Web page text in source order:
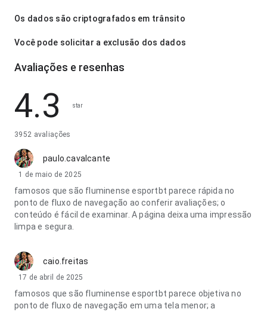
Os dados são criptografados em trânsito
Você pode solicitar a exclusão dos dados
Avaliações e resenhas
4.3 star
3952 avaliações
paulo.cavalcante
1 de maio de 2025
famosos que são fluminense esportbt parece rápida no
ponto de fluxo de navegação ao conferir avaliações; o
conteúdo é fácil de examinar. A página deixa uma impressão
limpa e segura.
caio.freitas
17 de abril de 2025
famosos que são fluminense esportbt parece objetiva no
ponto de fluxo de navegação em uma tela menor; a